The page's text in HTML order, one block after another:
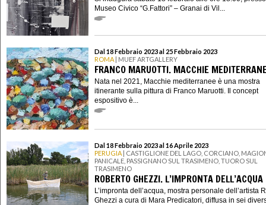
Museo Civico “G.Fattori” – Granai di Vil...
Dal 18 Febbraio 2023 al 25 Febbraio 2023
ROMA | MUEF ARTGALLERY
FRANCO MARUOTTI. MACCHIE
Nata nel 2021, Macchie mediterranee è una mostra
itinerante sulla pittura di Franco Maruotti. Il concept
espositivo è...
Dal 18 Febbraio 2023 al 16 Aprile 2023
PERUGIA | CASTIGLIONE DEL LAGO, CORCIANO,
PANICALE, PASSIGNANO SUL TRASIMENO, TUORO SUL
TRASIMENO
ROBERTO GHEZZI. L’IMPRONTA DELL’ACQUA
L’impronta dell’acqua, mostra personale dell’artista
Ghezzi a cura di Mara Predicatori, diffusa in sei